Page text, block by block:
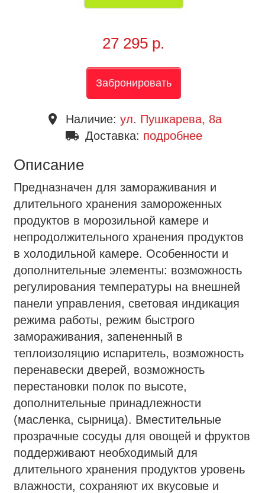
27 295 р.
Забронировать
place Наличие: ул. Пушкарева, 8a
local_shipping Доставка: подробнее
Описание
Предназначен для замораживания и
длительного хранения замороженных
продуктов в морозильной камере и
непродолжительного хранения продуктов
в холодильной камере. Особенности и
дополнительные элементы: возможность
регулирования температуры на внешней
панели управления, световая индикация
режима работы, режим быстрого
замораживания, запененный в
теплоизоляцию испаритель, возможность
перенавески дверей, возможность
перестановки полок по высоте,
дополнительные принадлежности
(масленка, сырница). Вместительные
прозрачные сосуды для овощей и фруктов
поддерживают необходимый для
длительного хранения продуктов уровень
влажности, сохраняют их вкусовые и